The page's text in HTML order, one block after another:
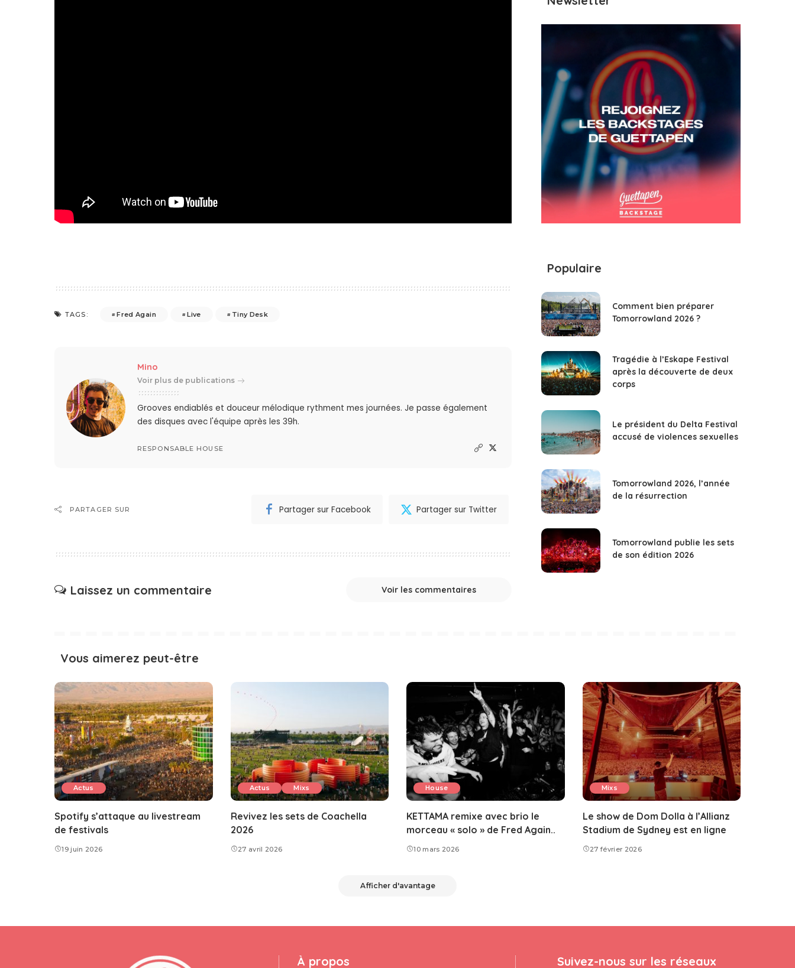
TAGS: Fred Again Live Tiny Desk
Mino
Voir plus de publications
Grooves endiablés et douceur mélodique rythment mes journées. Je passe également
des disques avec l'équipe après les 39h.
RESPONSABLE HOUSE
PARTAGER SUR Partager sur Facebook Partager sur Twitter
Laissez un commentaire Voir les commentaires
Populaire
Comment bien préparer
Tomorrowland 2026 ?
Tragédie à l’Eskape Festival
après la découverte de deux
corps
Le président du Delta Festival
accusé de violences sexuelles
Tomorrowland 2026, l’année
de la résurrection
Tomorrowland publie les sets
de son édition 2026
Vous aimerez peut-être
Actus
Spotify s’attaque au livestream
de festivals
19 juin 2026
Actus Mixs
Revivez les sets de Coachella
2026
27 avril 2026
House
KETTAMA remixe avec brio le
morceau « solo » de Fred Again..
10 mars 2026
Mixs
Le show de Dom Dolla à l’Allianz
Stadium de Sydney est en ligne
27 février 2026
Afficher d'avantage
À propos
Suivez-nous sur les réseaux